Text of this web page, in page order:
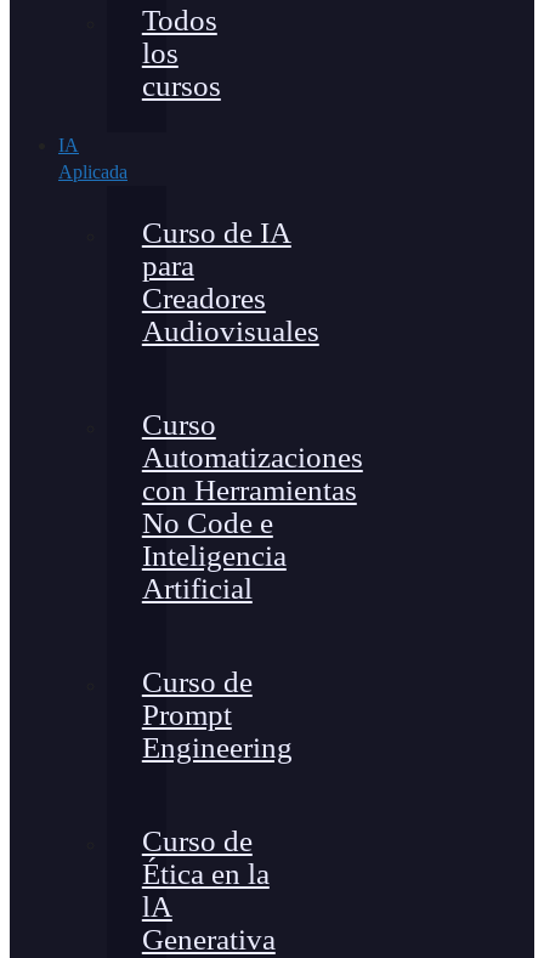
Todos
los
cursos
IA
Aplicada
Curso de IA
para
Creadores
Audiovisuales
Curso
Automatizaciones
con Herramientas
No Code e
Inteligencia
Artificial
Curso de
Prompt
Engineering
Curso de
Ética en la
lA
Generativa